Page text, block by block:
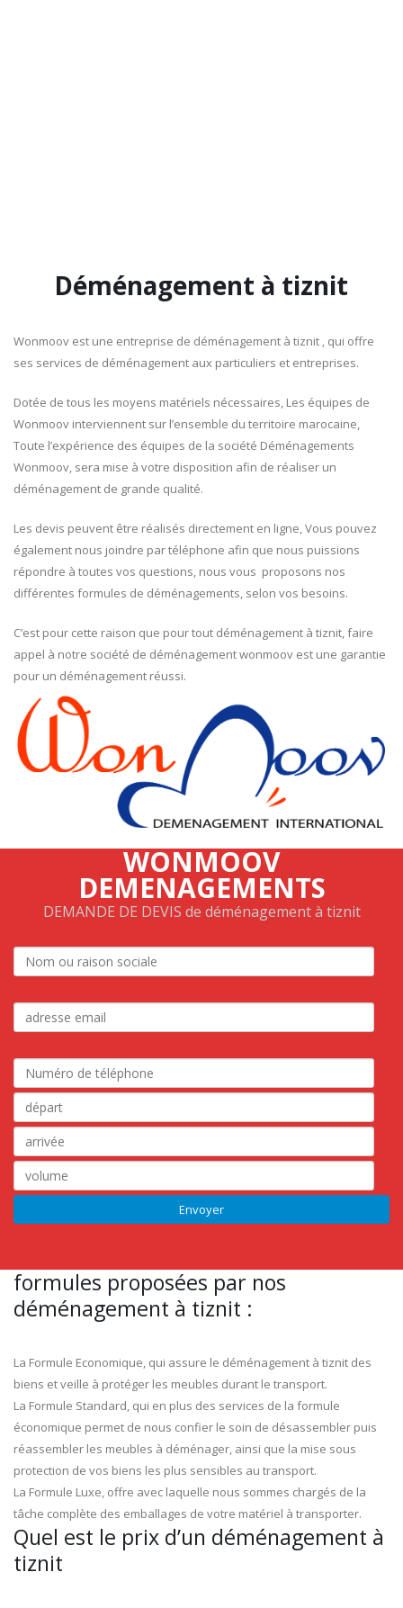
Déménagement à tiznit
Wonmoov est une entreprise de déménagement à tiznit , qui offre
ses services de déménagement aux particuliers et entreprises.
Dotée de tous les moyens matériels nécessaires, Les équipes de
Wonmoov interviennent sur l’ensemble du territoire marocaine,
Toute l’expérience des équipes de la société Déménagements
Wonmoov, sera mise à votre disposition afin de réaliser un
déménagement de grande qualité.
Les devis peuvent être réalisés directement en ligne, Vous pouvez
également nous joindre par téléphone afin que nous puissions
répondre à toutes vos questions, nous vous proposons nos
différentes formules de déménagements, selon vos besoins.
C’est pour cette raison que pour tout déménagement à tiznit, faire
appel à notre société de déménagement wonmoov est une garantie
pour un déménagement réussi.
WONMOOV
DEMENAGEMENTS
DEMANDE DE DEVIS de déménagement à tiznit
formules proposées par nos
déménagement à tiznit :
La Formule Economique, qui assure le déménagement à tiznit des
biens et veille à protéger les meubles durant le transport.
La Formule Standard, qui en plus des services de la formule
économique permet de nous confier le soin de désassembler puis
réassembler les meubles à déménager, ainsi que la mise sous
protection de vos biens les plus sensibles au transport.
La Formule Luxe, offre avec laquelle nous sommes chargés de la
tâche complète des emballages de votre matériel à transporter.
Quel est le prix d’un déménagement à
tiznit